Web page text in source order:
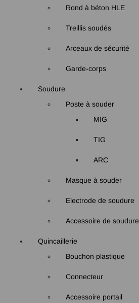
Rond à béton HLE
Treillis soudés
Arceaux de sécurité
Garde-corps
Soudure
Poste à souder
MIG
TIG
ARC
Masque à souder
Electrode de soudure
Accessoire de soudure
Quincaillerie
Bouchon plastique
Connecteur
Accessoire portail